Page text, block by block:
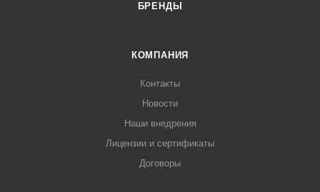
БРЕНДЫ
КОМПАНИЯ
Контакты
Новости
Наши внедрения
Лицензии и сертификаты
Договоры